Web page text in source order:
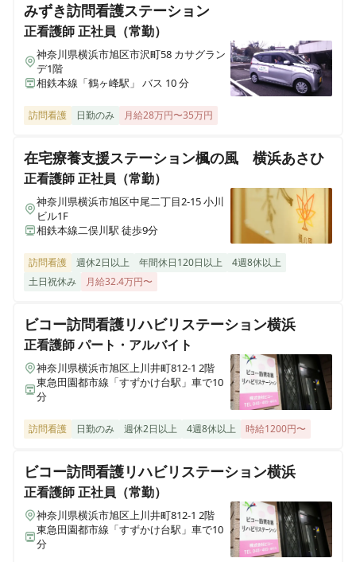
ここから訪問看護リハビリケア 片倉店
神奈川県横浜市神奈川区片倉一丁目13-12 ベル片倉202
ここから訪問看護リハビリケア 上星川店
神奈川県横浜市保土ケ谷区上星川三丁目2-24 丸宮薬品ビル3F
ここから訪問看護リハビリケア 弘明寺店
神奈川県横浜市南区大岡二丁目1-21 アキヨシビル309
ここから訪問看護リハビリケア 東戸塚店
神奈川県横浜市戸塚区前田町503 TSハイツ1F
ここから訪問看護リハビリケア 大倉山店
神奈川県横浜市港北区大曽根一丁目16-14 大倉山武田ビル102号
ここから訪問看護リハビリケア 港南台店
神奈川県横浜市港南区日野南一丁目5-13 勇吉サンハイツ201
ここから訪問看護リハビリケア 千葉茂原店
千葉県茂原市谷本1340-30
神奈川県川崎市宮前区馬絹一丁目1-14 椛ハビテーション403号室
ここから訪問看護リハビリケア 中山店
神奈川県横浜市緑区中山一丁目14-10 ルミエール中山201
に活躍中💪
みずき訪問看護ステーション
正看護師正社員（常勤）
神奈川県横浜市旭区市沢町58 カサグラン
デ1階
相鉄本線「鶴ヶ峰駅」 バス 10 分
訪問看護 日勤のみ 月給28万円〜35万円
在宅療養支援ステーション楓の風 横浜あさひ
正看護師正社員（常勤）
神奈川県横浜市旭区中尾二丁目2-15 小川
ビル1F
相鉄本線二俣川駅 徒歩9分
訪問看護 週休2日以上 年間休日120日以上
4週8休以上
土日祝休み
月給32.4万円〜
ビコー訪問看護リハビリステーション横浜
正看護師パート・アルバイト
神奈川県横浜市旭区上川井町812-1 2階
東急田園都市線「すずかけ台駅」車で10
分
訪問看護 日勤のみ 週休2日以上 4週8休以上 時給1200円〜
ビコー訪問看護リハビリステーション横浜
正看護師正社員（常勤）
神奈川県横浜市旭区上川井町812-1 2階
東急田園都市線「すずかけ台駅」車で10
分